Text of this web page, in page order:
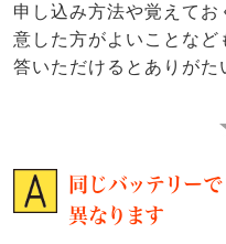
申し込み方法や覚えて
意した方がよいことなど
答いただけるとありがた
同じバッテリー
異なります